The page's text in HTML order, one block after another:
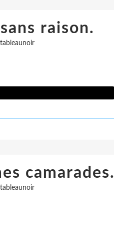
raison.
tableaunoir
camarades.
tableaunoir